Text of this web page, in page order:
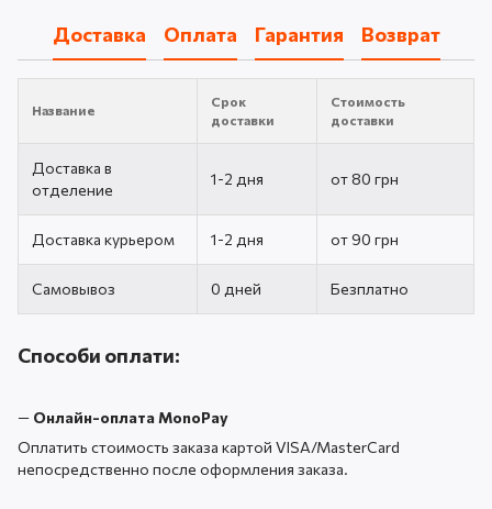
Доставка Оплата Гарантия Возврат
Название
Срок
доставки
Стоимость
доставки
Доставка в
отделение
1-2 дня от 80 грн
Доставка курьером 1-2 дня от 90 грн
Самовывоз 0 дней Безплатно
Способи оплати:
— Онлайн-оплата MonoPay
Оплатить стоимость заказа картой VISA/MasterCard
непосредственно после оформления заказа.